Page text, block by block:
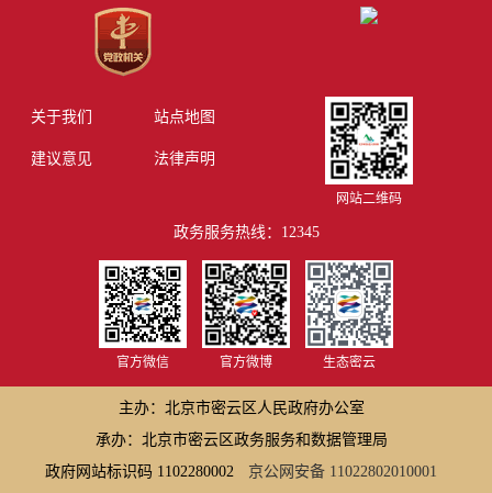
关于我们 站点地图
建议意见 法律声明
网站二维码
政务服务热线：12345
官方微信 官方微博 生态密云
主办：北京市密云区人民政府办公室
承办：北京市密云区政务服务和数据管理局
政府网站标识码 1102280002
京公网安备 11022802010001